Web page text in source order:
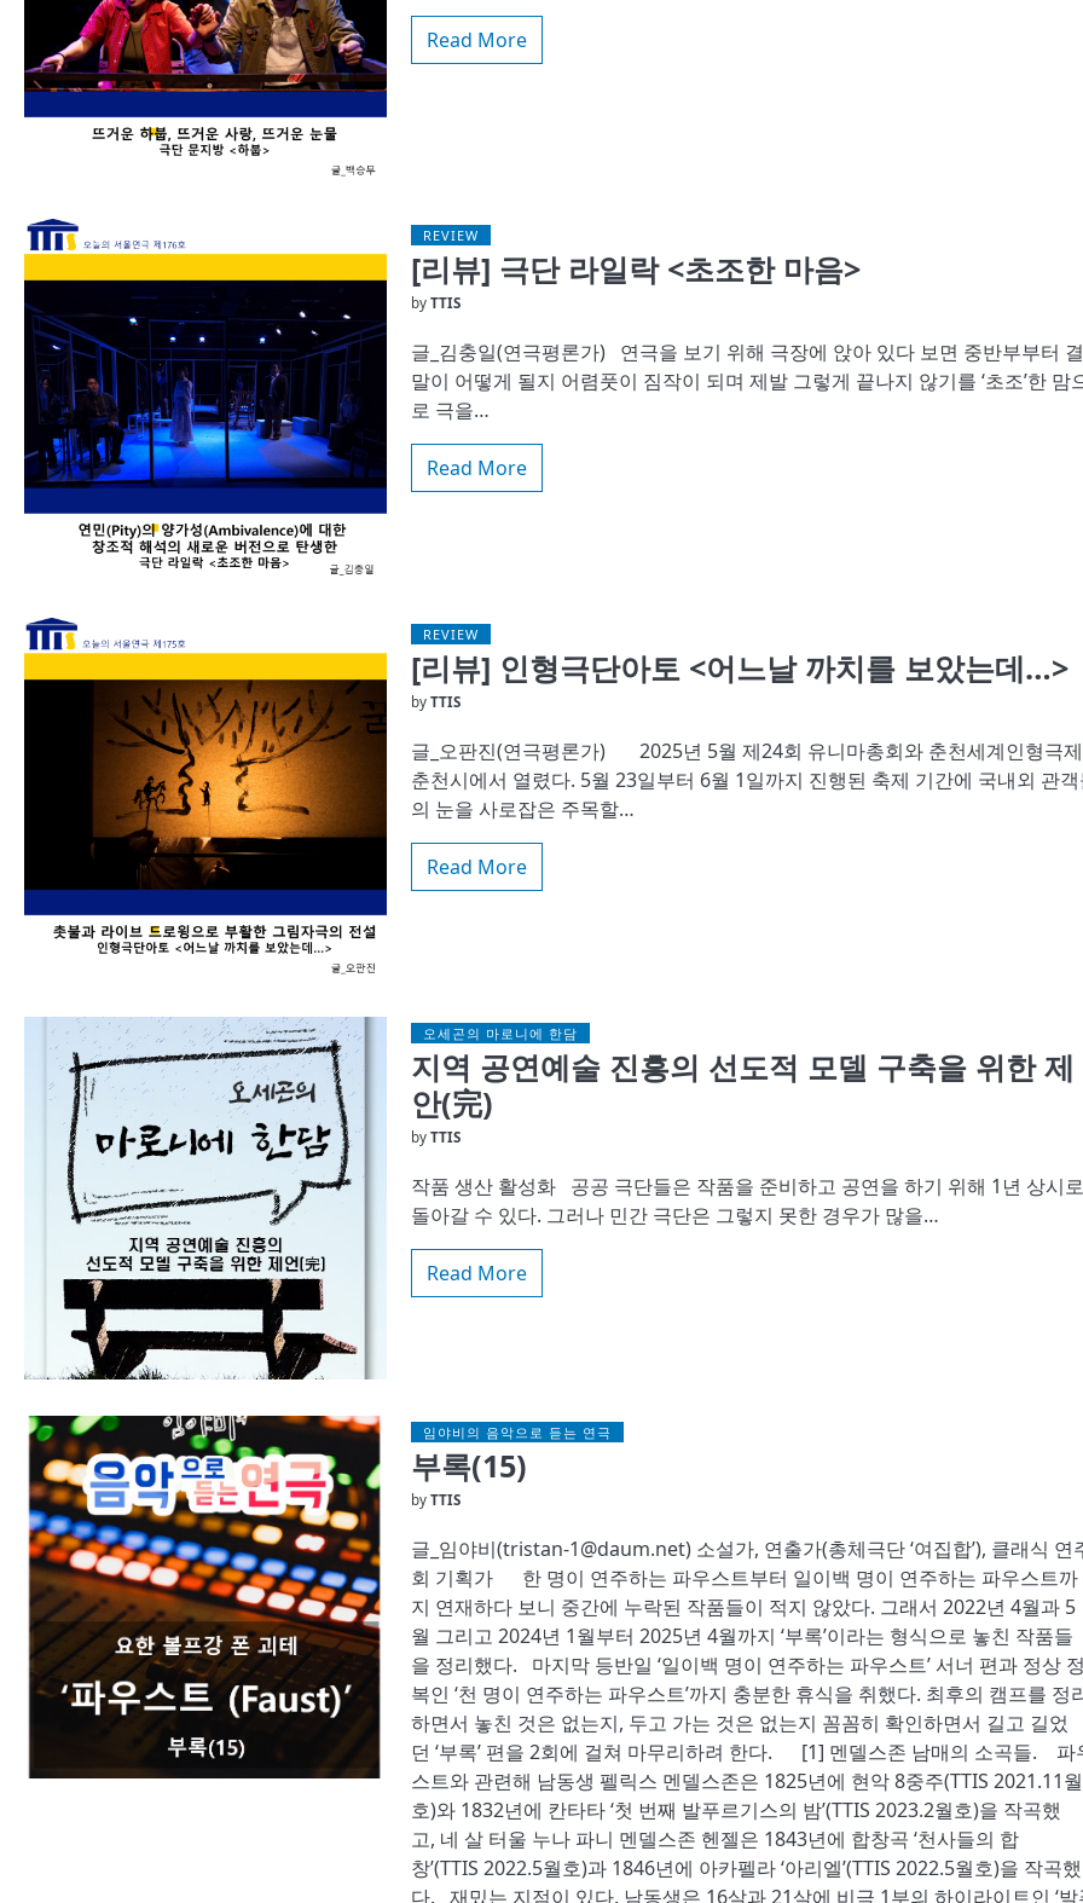
Read More
REVIEW
[리뷰] 극단 라일락 <초조한 마음>
by TTIS
글_김충일(연극평론가) 연극을 보기 위해 극장에 앉아 있다 보면 중반부부터 결
말이 어떻게 될지 어렴풋이 짐작이 되며 제발 그렇게 끝나지 않기를 ‘초조’한 맘
로 극을…
Read More
REVIEW
[리뷰] 인형극단아토 <어느날 까치를 보았는데…>
by TTIS
글_오판진(연극평론가) 2025년 5월 제24회 유니마총회와 춘천세계인형극
춘천시에서 열렸다. 5월 23일부터 6월 1일까지 진행된 축제 기간에 국내외 관
의 눈을 사로잡은 주목할…
Read More
오세곤의 마로니에 한담
지역 공연예술 진흥의 선도적 모델 구축을 위한 제
안(完)
by TTIS
작품 생산 활성화 공공 극단들은 작품을 준비하고 공연을 하기 위해 1년 상시로
돌아갈 수 있다. 그러나 민간 극단은 그렇지 못한 경우가 많을…
Read More
임야비의 음악으로 듣는 연극
부록(15)
by TTIS
글_임야비(tristan-1@daum.net) 소설가, 연출가(총체극단 ‘여집합’), 클래식 연
회 기획가 한 명이 연주하는 파우스트부터 일이백 명이 연주하는 파우스트까
지 연재하다 보니 중간에 누락된 작품들이 적지 않았다. 그래서 2022년 4월과 5
월 그리고 2024년 1월부터 2025년 4월까지 ‘부록’이라는 형식으로 놓친 작품들
을 정리했다. 마지막 등반일 ‘일이백 명이 연주하는 파우스트’ 서너 편과 정상
복인 ‘천 명이 연주하는 파우스트’까지 충분한 휴식을 취했다. 최후의 캠프를 정
하면서 놓친 것은 없는지, 두고 가는 것은 없는지 꼼꼼히 확인하면서 길고 길었
던 ‘부록’ 편을 2회에 걸쳐 마무리하려 한다. [1] 멘델스존 남매의 소곡들. 파
스트와 관련해 남동생 펠릭스 멘델스존은 1825년에 현악 8중주(TTIS 2021.11월
호)와 1832년에 칸타타 ‘첫 번째 발푸르기스의 밤’(TTIS 2023.2월호)을 작곡했
고, 네 살 터울 누나 파니 멘델스존 헨젤은 1843년에 합창곡 ‘천사들의 합
창’(TTIS 2022.5월호)과 1846년에 아카펠라 ‘아리엘’(TTIS 2022.5월호)을 작곡했
다. 재밌는 지점이 있다. 남동생은 16살과 21살에 비극 1부의 하이라이트인 ‘발